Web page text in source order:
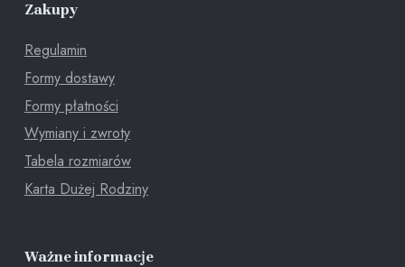
Zakupy
Regulamin
Formy dostawy
Formy płatności
Wymiany i zwroty
Tabela rozmiarów
Karta Dużej Rodziny
Ważne informacje